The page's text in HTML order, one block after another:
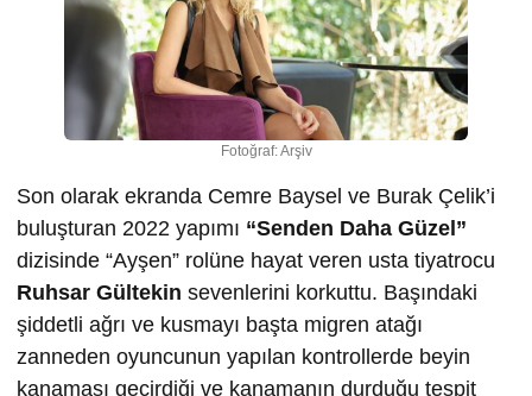
Fotoğraf: Arşiv
Son olarak ekranda Cemre Baysel ve Burak Çelik’i
buluşturan 2022 yapımı “Senden Daha Güzel”
dizisinde “Ayşen” rolüne hayat veren usta tiyatrocu
Ruhsar Gültekin sevenlerini korkuttu. Başındaki
şiddetli ağrı ve kusmayı başta migren atağı
zanneden oyuncunun yapılan kontrollerde beyin
kanaması geçirdiği ve kanamanın durduğu tespit